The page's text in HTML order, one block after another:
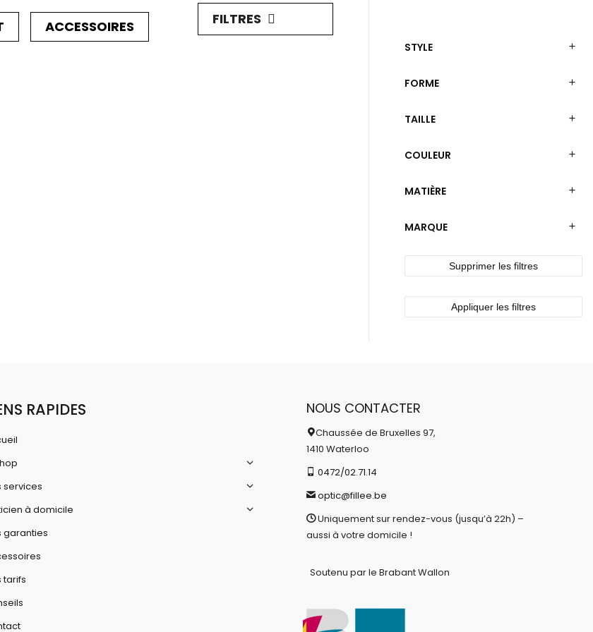
ACCESSOIRES FILTRES
STYLE
FORME
TAILLE
COULEUR
MATIÈRE
MARQUE
Supprimer les filtres
Appliquer les filtres
RAPIDES
services
à domicile
garanties
tarifs
NOUS CONTACTER
Chaussée de Bruxelles 97,
1410 Waterloo
0472/02.71.14
optic@fillee.be
Uniquement sur rendez-vous (jusqu’à 22h) –
aussi à votre domicile !
Soutenu par le Brabant Wallon